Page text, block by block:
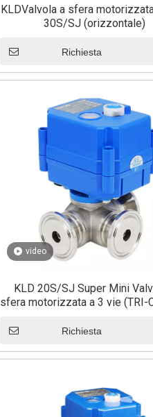
KLDValvola a sfera
30S/SJ (orizzontale)
Richiesta
video
KLD 20S/SJ Super Mini
sfera motorizzata a 3 vie (TRI-
Richiesta